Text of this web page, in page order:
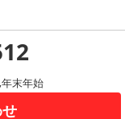
末年始